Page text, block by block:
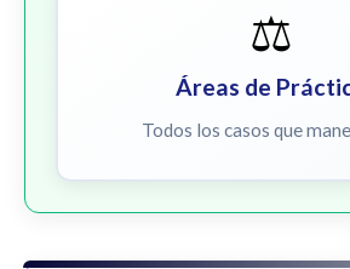
⚖️
Áreas de
Todos los casos que